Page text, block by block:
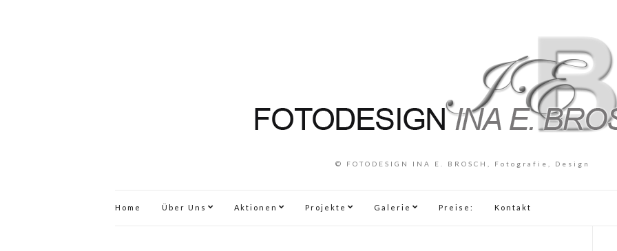
© FOTODESIGN INA E. BROSCH, Fotografie, Design
Home Über Uns Aktionen Projekte Galerie Preise: Kontakt